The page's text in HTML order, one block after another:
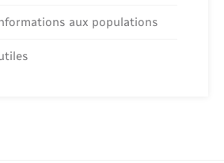
aux populations